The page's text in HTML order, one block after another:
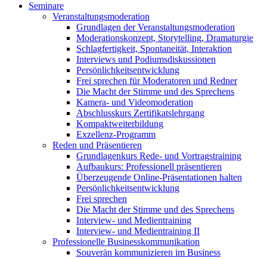
Seminare
Veranstaltungsmoderation
Grundlagen der Veranstaltungsmoderation
Moderationskonzept, Storytelling, Dramaturgie
Schlagfertigkeit, Spontaneität, Interaktion
Interviews und Podiumsdiskussionen
Persönlichkeitsentwicklung
Frei sprechen für Moderatoren und Redner
Die Macht der Stimme und des Sprechens
Kamera- und Videomoderation
Abschlusskurs Zertifikatslehrgang
Kompaktweiterbildung
Exzellenz-Programm
Reden und Präsentieren
Grundlagenkurs Rede- und Vortragstraining
Aufbaukurs: Professionell präsentieren
Überzeugende Online-Präsentationen halten
Persönlichkeitsentwicklung
Frei sprechen
Die Macht der Stimme und des Sprechens
Interview- und Medientraining
Interview- und Medientraining II
Professionelle Businesskommunikation
Souverän kommunizieren im Business